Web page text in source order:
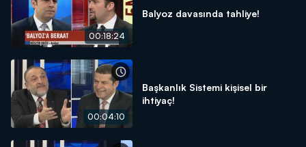
00:18:24
Balyoz davasında tahliye!
00:04:10
Başkanlık Sistemi kişisel bir
ihtiyaç!